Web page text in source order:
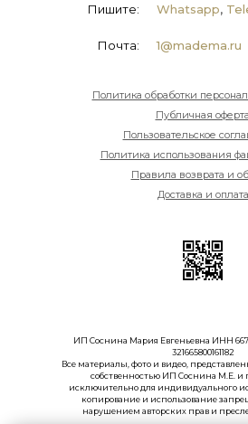
Пишите:
Почта:
Whatsapp,
1@madema.ru
Доставка и оплата
Политика использования
Правила возврата и
Публичная оферта
Политика обработки
Пользовательское
ИП Соснина Мария Евгеньевна ИНН
321665800161182
Все материалы, фото и видео,
собственностью ИП Соснина М.Е. и
исключительно для индивидуального
копирование и использование
нарушением авторских прав и